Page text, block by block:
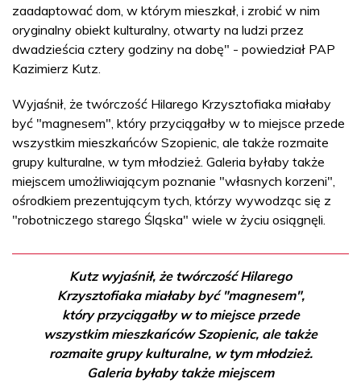
zaadaptować dom, w którym mieszkał, i zrobić w nim
oryginalny obiekt kulturalny, otwarty na ludzi przez
dwadzieścia cztery godziny na dobę" - powiedział PAP
Kazimierz Kutz.
Wyjaśnił, że twórczość Hilarego Krzysztofiaka miałaby
być "magnesem", który przyciągałby w to miejsce przede
wszystkim mieszkańców Szopienic, ale także rozmaite
grupy kulturalne, w tym młodzież. Galeria byłaby także
miejscem umożliwiającym poznanie "własnych korzeni",
ośrodkiem prezentującym tych, którzy wywodząc się z
"robotniczego starego Śląska" wiele w życiu osiągnęli.
Kutz wyjaśnił, że twórczość Hilarego
Krzysztofiaka miałaby być "magnesem",
który przyciągałby w to miejsce przede
wszystkim mieszkańców Szopienic, ale także
rozmaite grupy kulturalne, w tym młodzież.
Galeria byłaby także miejscem